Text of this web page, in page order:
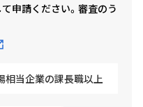
申請ください。審査のう
相当企業の課長職以上